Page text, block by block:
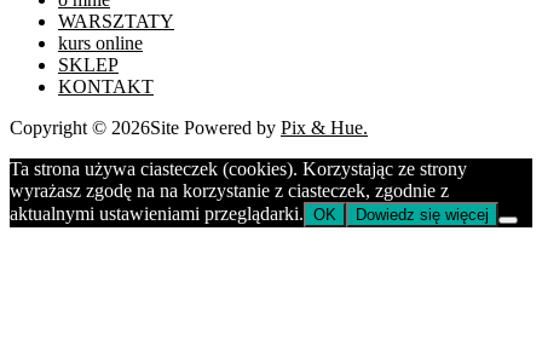
WARSZTATY
kurs online
SKLEP
KONTAKT
Copyright © 2026Site Powered by Pix & Hue.
Ta strona używa ciasteczek (cookies). Korzystając ze strony
wyrażasz zgodę na na korzystanie z ciasteczek, zgodnie z
aktualnymi ustawieniami przeglądarki. OK Dowiedz się więcej